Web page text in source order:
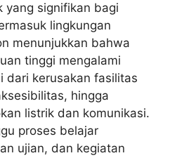
yang signifikan bagi
lingkungan
menunjukkan bahwa
tinggi mengalami
dari kerusakan fasilitas
hingga
listrik dan komunikasi.
proses belajar
ujian, dan kegiatan